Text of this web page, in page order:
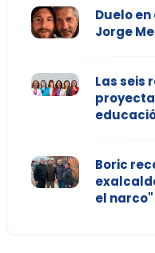
Duelo
Jorge
Las seis
Boric
el narco"